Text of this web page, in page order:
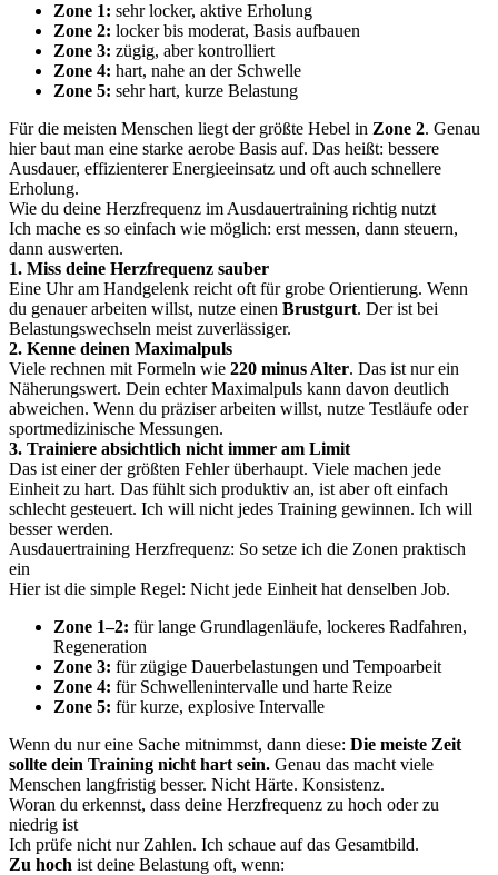
Zone 1: sehr locker, aktive Erholung
Zone 2: locker bis moderat, Basis aufbauen
Zone 3: zügig, aber kontrolliert
Zone 4: hart, nahe an der Schwelle
Zone 5: sehr hart, kurze Belastung
Für die meisten Menschen liegt der größte Hebel in Zone 2. Genau
hier baut man eine starke aerobe Basis auf. Das heißt: bessere
Ausdauer, effizienterer Energieeinsatz und oft auch schnellere
Erholung.
Wie du deine Herzfrequenz im Ausdauertraining richtig nutzt
Ich mache es so einfach wie möglich: erst messen, dann steuern,
dann auswerten.
1. Miss deine Herzfrequenz sauber
Eine Uhr am Handgelenk reicht oft für grobe Orientierung. Wenn
du genauer arbeiten willst, nutze einen Brustgurt. Der ist bei
Belastungswechseln meist zuverlässiger.
2. Kenne deinen Maximalpuls
Viele rechnen mit Formeln wie 220 minus Alter. Das ist nur ein
Näherungswert. Dein echter Maximalpuls kann davon deutlich
abweichen. Wenn du präziser arbeiten willst, nutze Testläufe oder
sportmedizinische Messungen.
3. Trainiere absichtlich nicht immer am Limit
Das ist einer der größten Fehler überhaupt. Viele machen jede
Einheit zu hart. Das fühlt sich produktiv an, ist aber oft einfach
schlecht gesteuert. Ich will nicht jedes Training gewinnen. Ich will
besser werden.
Ausdauertraining Herzfrequenz: So setze ich die Zonen praktisch
ein
Hier ist die simple Regel: Nicht jede Einheit hat denselben Job.
Zone 1–2: für lange Grundlagenläufe, lockeres Radfahren,
Regeneration
Zone 3: für zügige Dauerbelastungen und Tempoarbeit
Zone 4: für Schwellenintervalle und harte Reize
Zone 5: für kurze, explosive Intervalle
Wenn du nur eine Sache mitnimmst, dann diese: Die meiste Zeit
sollte dein Training nicht hart sein. Genau das macht viele
Menschen langfristig besser. Nicht Härte. Konsistenz.
Woran du erkennst, dass deine Herzfrequenz zu hoch oder zu
niedrig ist
Ich prüfe nicht nur Zahlen. Ich schaue auf das Gesamtbild.
Zu hoch ist deine Belastung oft, wenn: